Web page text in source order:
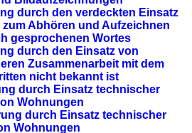
durch den verdeckten Einsatz
Abhören und Aufzeichnen
gesprochenen Wortes
durch den Einsatz von
Zusammenarbeit mit dem
nicht bekannt ist
durch Einsatz technischer
Wohnungen
durch Einsatz technischer
Wohnungen